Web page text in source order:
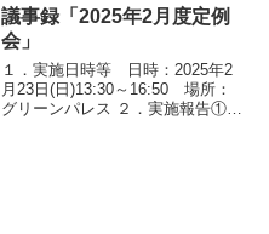
議事録「2025年2月度定例
会」
１．実施日時等 日時：2025年2
月23日(日)13:30～16:50 場所：
グリーンパレス ２．実施報告①篠